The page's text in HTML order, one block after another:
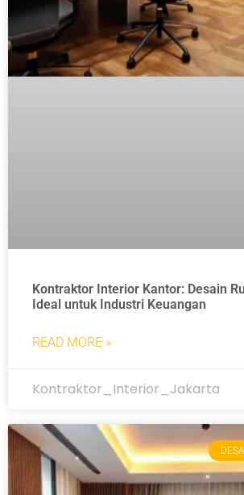
Kontraktor Interior Kantor: Desain
Ideal untuk Industri Keuangan
READ MORE »
Kontraktor_Interior_Jakarta